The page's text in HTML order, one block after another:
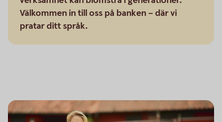
Välkommen in till oss på banken – där vi
pratar ditt språk.